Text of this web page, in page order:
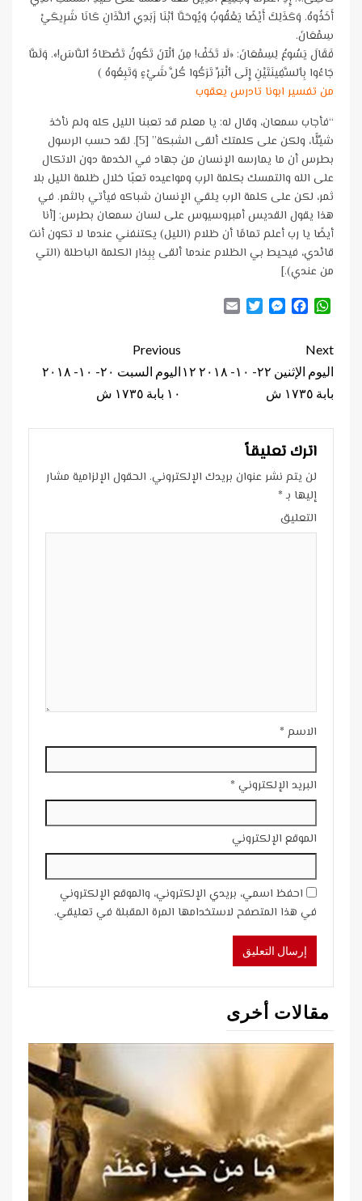
أَخَذُوهُ. وَكَذَلِكَ أَيْضًا يَعْقُوبُ وَيُوحَنَّا ٱبْنَا زَبَدِي ٱللَّذَانِ كَانَا شَرِيكَيْ
سِمْعَانَ.
فَقَالَ يَسُوعُ لِسِمْعَانَ: «لَا تَخَفْ! مِنَ ٱلْآنَ تَكُونُ تَصْطَادُ ٱلنَّاسَ!». وَلَمَّا
جَاءُوا بِٱلسَّفِينَتَيْنِ إِلَى ٱلْبَرِّ تَرَكُوا كُلَّ شَيْءٍ وَتَبِعُوهُ )
من تفسير ابونا تادرس يعقوب
“فأجاب سمعان، وقال له: يا معلم قد تعبنا الليل كله ولم نأخذ
شيِّئًا، ولكن على كلمتك ألقى الشبكة” [5]. لقد حسب الرسول
بطرس أن ما يمارسه الإنسان من جهاد في الخدمة دون الاتكال
على الله والتمسك بكلمة الرب ومواعيده تعبًا خلال ظلمة الليل بلا
ثمر، لكن على كلمة الرب يلقي الإنسان شباكه فيأتي بالثمر. في
هذا يقول القديس أمبروسيوس على لسان سمعان بطرس: [أنا
أيضًا يا رب أعلم تمامًا أن ظلام (الليل) يكتنفني عندما لا تكون أنت
قائدي، فيحيط بي الظلام عندما ألقى بِبِذار الكلمة الباطلة (التي
من عندي).]
WhatsApp
Facebook
Messenger
Twitter
Continue
Reading
Previous
اليوم السبت ٢٠- ١٠- ٢٠١٨
١٠ بابة ١٧٣٥ ش
Next
اليوم الإثنين ٢٢- ١٠- ٢٠١٨ ١٢
بابة ١٧٣٥ ش
اترك تعليقاً
لن يتم نشر عنوان بريدك الإلكتروني. الحقول الإلزامية مشار
إليها بـ*
التعليق
الاسم *
البريد الإلكتروني *
الموقع الإلكتروني
احفظ اسمي، بريدي الإلكتروني، والموقع الإلكتروني
في هذا المتصفح لاستخدامها المرة المقبلة في تعليقي.
مقالات أخرى